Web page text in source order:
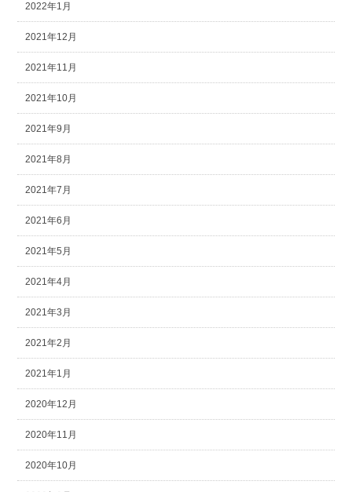
2022年1月
2021年12月
2021年11月
2021年10月
2021年9月
2021年8月
2021年7月
2021年6月
2021年5月
2021年4月
2021年3月
2021年2月
2021年1月
2020年12月
2020年11月
2020年10月